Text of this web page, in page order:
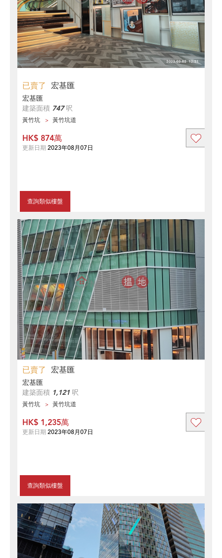
已賣了 宏基匯
宏基匯
建築面積 747呎
黃竹坑 黃竹坑道
查詢類似樓盤
HK$ 874萬
更新日期 2023年08月07日
已賣了 宏基匯
宏基匯
建築面積 1,121 呎
黃竹坑 黃竹坑道
查詢類似樓盤
HK$ 1,235萬
更新日期 2023年08月07日